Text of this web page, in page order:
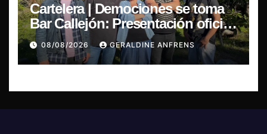
Cartelera | Demociones se toma
Bar Callejón: Presentación oficial
de su EP y estreno del single
“Mujer Escarlata”
08/08/2026 GERALDINE ANFRENS